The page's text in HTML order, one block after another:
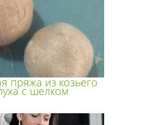
пряжа из козьего
с шелком